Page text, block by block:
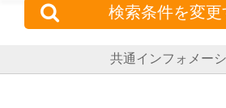
検索条件を変更
共通インフォメー